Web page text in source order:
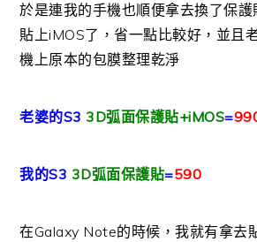
於是連我的手機也順便拿去換了保
貼上iMOS了，省一點比較好，並且
機上原本的包膜整理乾淨
老婆的S3 3D弧面保護貼+iMOS=
我的S3 3D弧面保護貼=590
在Galaxy Note的時候，我就有拿去